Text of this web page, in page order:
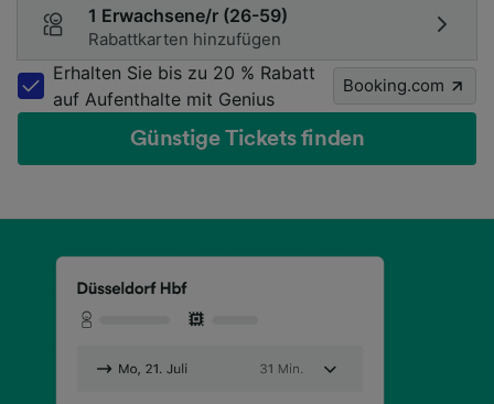
1 Erwachsene/r (26-59)
Rabattkarten hinzufügen
Erhalten Sie bis zu 20 % Rabatt
auf Aufenthalte mit Genius
Booking.com
Günstige Tickets finden